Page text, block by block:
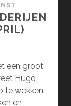
een groot
Hugo
te wekken.
en